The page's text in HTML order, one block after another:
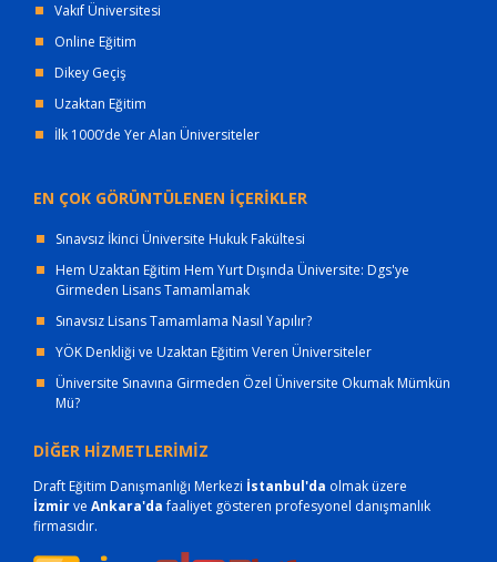
Vakıf Üniversitesi
Online Eğitim
Dikey Geçiş
Uzaktan Eğitim
İlk 1000’de Yer Alan Üniversiteler
EN ÇOK GÖRÜNTÜLENEN İÇERİKLER
Sınavsız İkinci Üniversite Hukuk Fakültesi
Hem Uzaktan Eğitim Hem Yurt Dışında Üniversite: Dgs'ye
Girmeden Lisans Tamamlamak
Sınavsız Lisans Tamamlama Nasıl Yapılır?
YÖK Denkliği ve Uzaktan Eğitim Veren Üniversiteler
Üniversite Sınavına Girmeden Özel Üniversite Okumak Mümkün
Mü?
DİĞER HİZMETLERİMİZ
Draft Eğitim Danışmanlığı Merkezi İstanbul'da olmak üzere
İzmirve Ankara'dafaaliyet gösteren profesyonel danışmanlık
firmasıdır.